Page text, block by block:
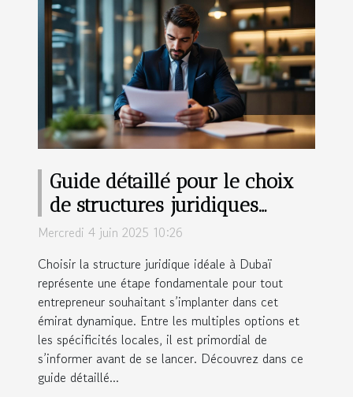
Guide détaillé pour le choix
de structures juridiques
adaptées aux entrepreneurs à
Mercredi 4 juin 2025 10:26
Choisir la structure juridique idéale à Dubaï
représente une étape fondamentale pour tout
entrepreneur souhaitant s’implanter dans cet
émirat dynamique. Entre les multiples options et
les spécificités locales, il est primordial de
s’informer avant de se lancer. Découvrez dans ce
guide détaillé...